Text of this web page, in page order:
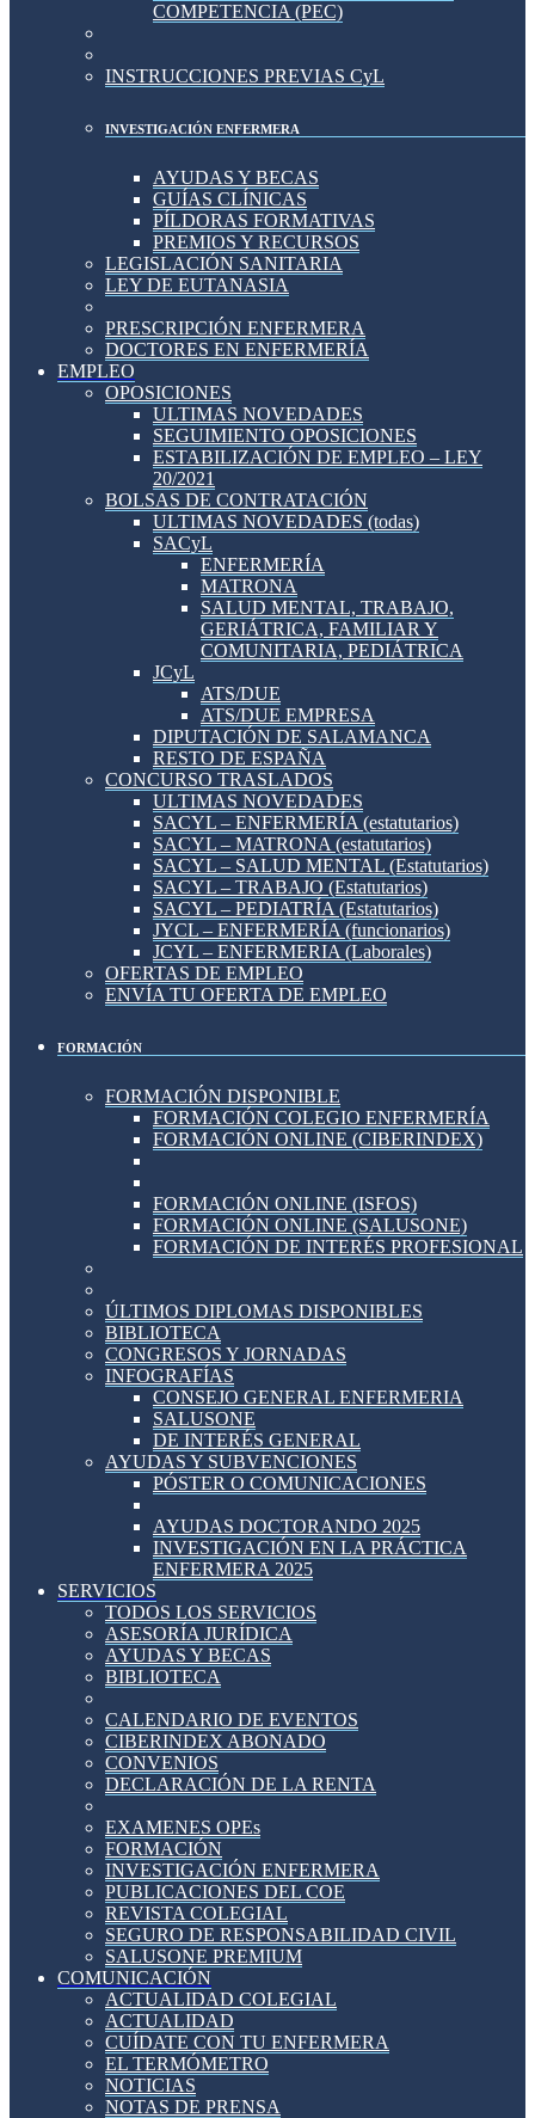
COMPETENCIA (PEC)
INSTRUCCIONES PREVIAS CyL
INVESTIGACIÓN ENFERMERA
AYUDAS Y BECAS
GUÍAS CLÍNICAS
PÍLDORAS FORMATIVAS
PREMIOS Y RECURSOS
LEGISLACIÓN SANITARIA
LEY DE EUTANASIA
PRESCRIPCIÓN ENFERMERA
DOCTORES EN ENFERMERÍA
EMPLEO
OPOSICIONES
ULTIMAS NOVEDADES
SEGUIMIENTO OPOSICIONES
ESTABILIZACIÓN DE EMPLEO – LEY
20/2021
BOLSAS DE CONTRATACIÓN
ULTIMAS NOVEDADES (todas)
SACyL
ENFERMERÍA
MATRONA
SALUD MENTAL, TRABAJO,
GERIÁTRICA, FAMILIAR Y
COMUNITARIA, PEDIÁTRICA
JCyL
ATS/DUE
ATS/DUE EMPRESA
DIPUTACIÓN DE SALAMANCA
RESTO DE ESPAÑA
CONCURSO TRASLADOS
ULTIMAS NOVEDADES
SACYL – ENFERMERÍA (estatutarios)
SACYL – MATRONA (estatutarios)
SACYL – SALUD MENTAL (Estatutarios)
SACYL – TRABAJO (Estatutarios)
SACYL – PEDIATRÍA (Estatutarios)
JYCL – ENFERMERÍA (funcionarios)
JCYL – ENFERMERIA (Laborales)
OFERTAS DE EMPLEO
ENVÍA TU OFERTA DE EMPLEO
FORMACIÓN
FORMACIÓN DISPONIBLE
FORMACIÓN COLEGIO ENFERMERÍA
FORMACIÓN ONLINE (CIBERINDEX)
FORMACIÓN ONLINE (ISFOS)
FORMACIÓN ONLINE (SALUSONE)
FORMACIÓN DE INTERÉS PROFESIONAL
ÚLTIMOS DIPLOMAS DISPONIBLES
BIBLIOTECA
CONGRESOS Y JORNADAS
INFOGRAFÍAS
CONSEJO GENERAL ENFERMERIA
SALUSONE
DE INTERÉS GENERAL
AYUDAS Y SUBVENCIONES
PÓSTER O COMUNICACIONES
AYUDAS DOCTORANDO 2025
INVESTIGACIÓN EN LA PRÁCTICA
ENFERMERA 2025
SERVICIOS
TODOS LOS SERVICIOS
ASESORÍA JURÍDICA
AYUDAS Y BECAS
BIBLIOTECA
CALENDARIO DE EVENTOS
CIBERINDEX ABONADO
CONVENIOS
DECLARACIÓN DE LA RENTA
EXAMENES OPEs
FORMACIÓN
INVESTIGACIÓN ENFERMERA
PUBLICACIONES DEL COE
REVISTA COLEGIAL
SEGURO DE RESPONSABILIDAD CIVIL
SALUSONE PREMIUM
COMUNICACIÓN
ACTUALIDAD COLEGIAL
ACTUALIDAD
CUÍDATE CON TU ENFERMERA
EL TERMÓMETRO
NOTICIAS
NOTAS DE PRENSA